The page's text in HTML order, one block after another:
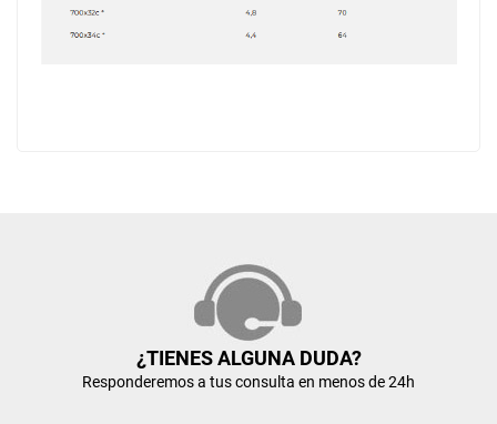
¿TIENES ALGUNA DUDA?
Responderemos a tus consulta en menos de 24h